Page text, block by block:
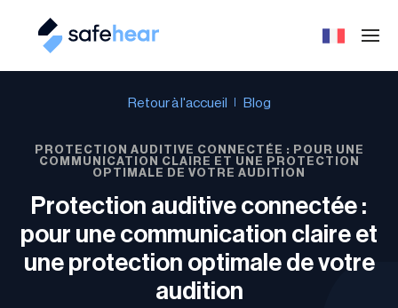
Retour à l'accueil Blog
PROTECTION AUDITIVE CONNECTÉE : POUR UNE
COMMUNICATION CLAIRE ET UNE PROTECTION
OPTIMALE DE VOTRE AUDITION
Protection auditive connectée :
pour une communication claire et
une protection optimale de votre
audition